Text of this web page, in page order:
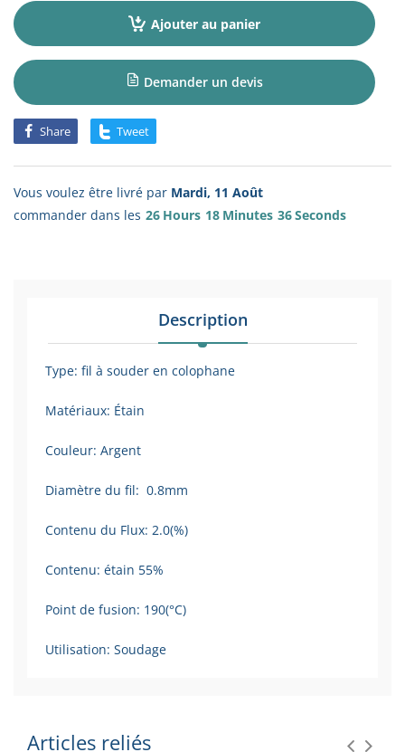
Ajouter au panier
Demander un devis
Share Tweet
Vous voulez être livré par Mardi, 11 Août
commander dans les 26 Hours 18 Minutes 36Seconds
Description
Type: fil à souder en colophane
Matériaux: Étain
Couleur: Argent
Diamètre du fil: 0.8mm
Contenu du Flux: 2.0(%)
Contenu: étain 55%
Point de fusion: 190(°C)
Utilisation: Soudage
Articles reliés